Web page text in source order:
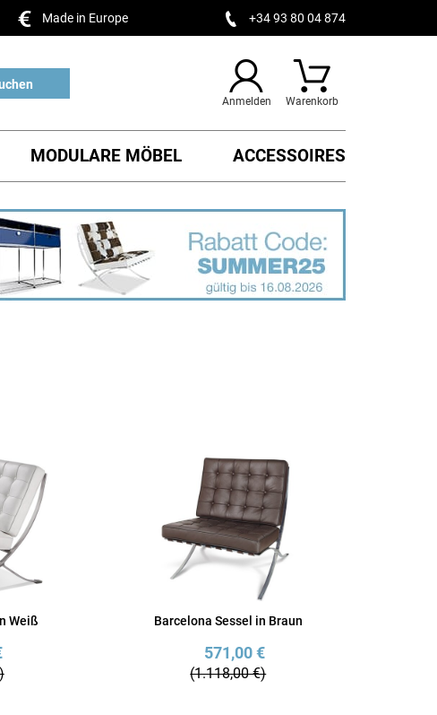
Made in Europe +34 93 80 04 874
Anmelden Warenkorb
MODULARE MÖBEL ACCESSOIRES
Weiß Barcelona Sessel in Braun
571,00 €
(1.118,00 €)